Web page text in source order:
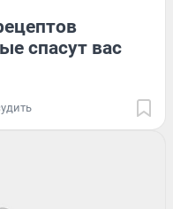
спасут вас